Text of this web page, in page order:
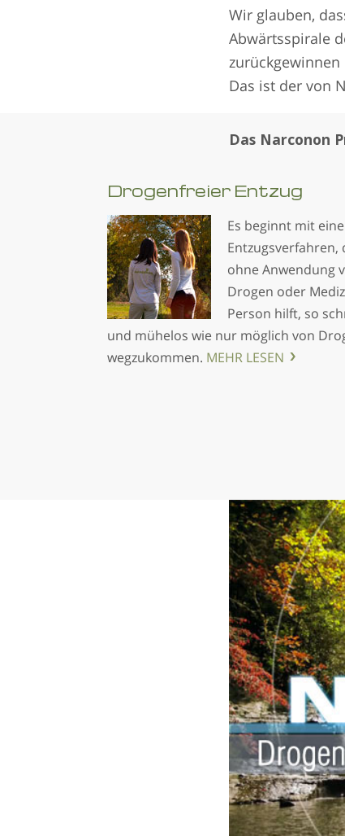
Wir glauben,
Abwärtsspirale
Das ist der von
Das Narconon
Drogenfreier Entzug
Es beginnt mit
Entzugsverfahren,
ohne Anwendung
Drogen oder
Person hilft, so
und mühelos wie nur möglich von
wegzukommen. MEHR LESEN